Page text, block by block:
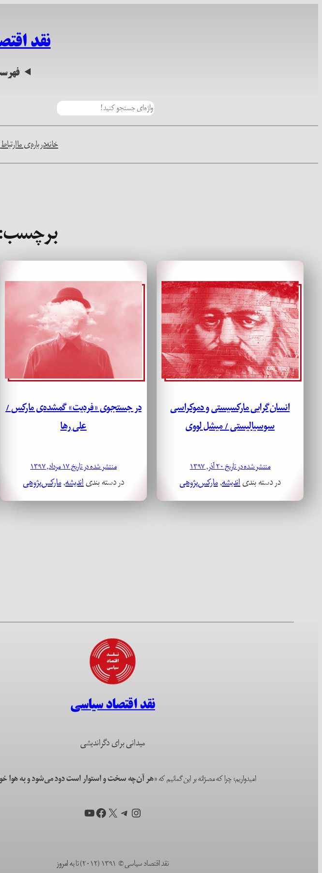
نقد
خانهدرباره‌ی ما
برچسب:
انسان‌گرایی مارکسیستی و دموکراسی
سوسیالیستی / میشل لووی
منتشر شده در تاریخ ۲۰ آذر, ۱۳۹۷
در دسته بندیاندیشه, مارکس‌پژوهی
در جستجوی «فردیت» گمشده‌ی مارکس /
علی رها
منتشر شده در تاریخ ۱۷ مرداد, ۱۳۹۷
در دسته بندیاندیشه, مارکس‌پژوهی
نقد اقتصاد سیاسی
میدانی برای دگراندیشی
امیدواریم؛ چرا که مصرّانه بر این گمانیم که«هر آن‌چه سخت و استوار است دود می‌شود و به هوا
اینستاگرم
تلگرام
X فیس‌بوک
یوتیوب
نقد اقتصاد سیاسی © ۱۳۹۱ (۲۰۱۲) تا به امروز